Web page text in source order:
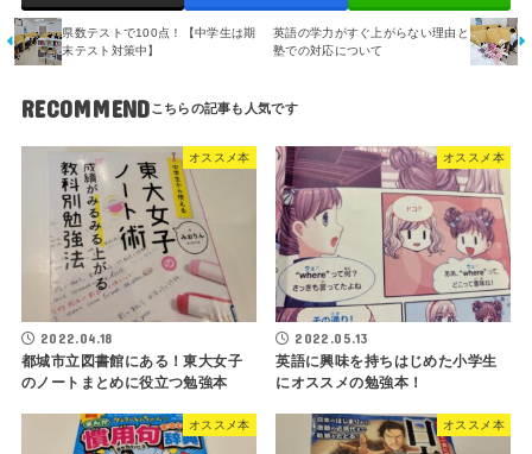
県数テストで100点！【中学生は期
末テスト対策中】
英語の学力がすぐ上がらない理由と
塾での対応について
RECOMMEND
オススメ本
2022.04.18
都城市立図書館にある！東大女子
のノートまとめに役立つ勉強本
オススメ本
2022.05.13
英語に興味を持ちはじめた小学生
にオススメの勉強本！
オススメ本 オススメ本